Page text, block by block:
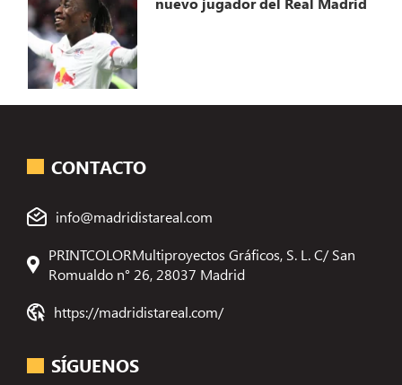
CONTACTO
info@madridistareal.com
PRINTCOLORMultiproyectos Gráficos, S. L. C/ San
Romualdo n° 26, 28037 Madrid
https://madridistareal.com/
SÍGUENOS